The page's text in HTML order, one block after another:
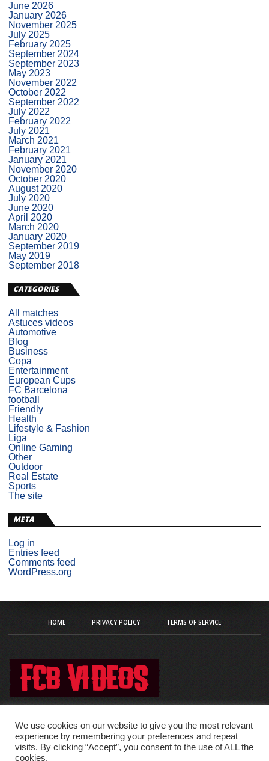
June 2026
January 2026
November 2025
July 2025
February 2025
September 2024
September 2023
May 2023
November 2022
October 2022
September 2022
July 2022
February 2022
July 2021
March 2021
February 2021
January 2021
November 2020
October 2020
August 2020
July 2020
June 2020
April 2020
March 2020
January 2020
September 2019
May 2019
September 2018
CATEGORIES
All matches
Astuces videos
Automotive
Blog
Business
Copa
Entertainment
European Cups
FC Barcelona
football
Friendly
Health
Lifestyle & Fashion
Liga
Online Gaming
Other
Outdoor
Real Estate
Sports
The site
META
Log in
Entries feed
Comments feed
WordPress.org
HOME PRIVACY POLICY TERMS OF SERVICE
Copyright © 2020 fcb-videos
We use cookies on our website to give you the most relevant
experience by remembering your preferences and repeat
visits. By clicking “Accept”, you consent to the use of ALL the
cookies.